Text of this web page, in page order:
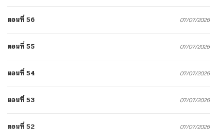
ตอนที่ 56 07/07/2026
ตอนที่ 55 07/07/2026
ตอนที่ 54 07/07/2026
ตอนที่ 53 07/07/2026
ตอนที่ 52 07/07/2026